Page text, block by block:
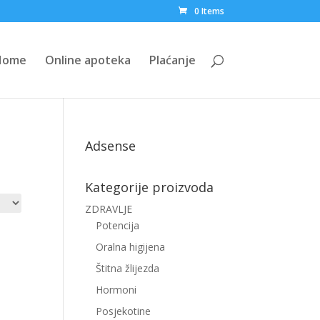
0 Items
Online apoteka Plaćanje
Adsense
Kategorije proizvoda
ZDRAVLJE
Potencija
Oralna higijena
Štitna žlijezda
Hormoni
Posjekotine